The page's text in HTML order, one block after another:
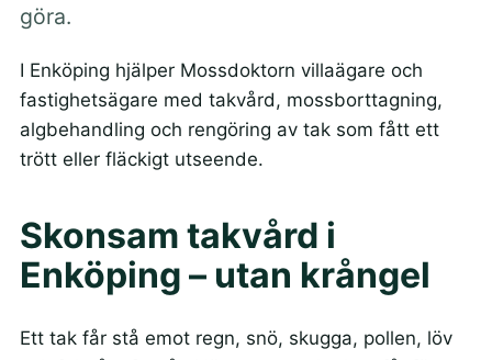
göra.
I Enköping hjälper Mossdoktorn villaägare och
fastighetsägare med takvård, mossborttagning,
algbehandling och rengöring av tak som fått ett
trött eller fläckigt utseende.
Skonsam takvård i
Enköping – utan krångel
Ett tak får stå emot regn, snö, skugga, pollen, löv